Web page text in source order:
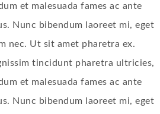
et malesuada fames ac ante
Nunc bibendum laoreet mi, eget
nec. Ut sit amet pharetra ex.
tincidunt pharetra ultricies,
et malesuada fames ac ante
Nunc bibendum laoreet mi, eget